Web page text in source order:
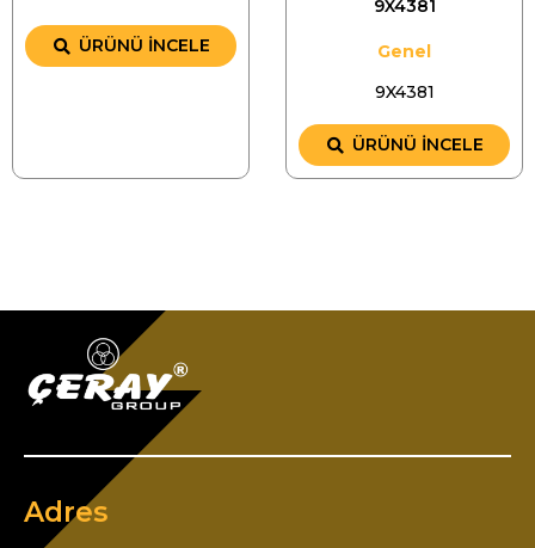
ÜRÜNÜ İNCELE
9X4381
Genel
9X4381
ÜRÜNÜ İNCELE
Adres